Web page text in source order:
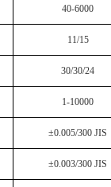
40-6000
11/15
30/30/24
1-10000
±0.005/300 JIS
±0.003/300 JIS